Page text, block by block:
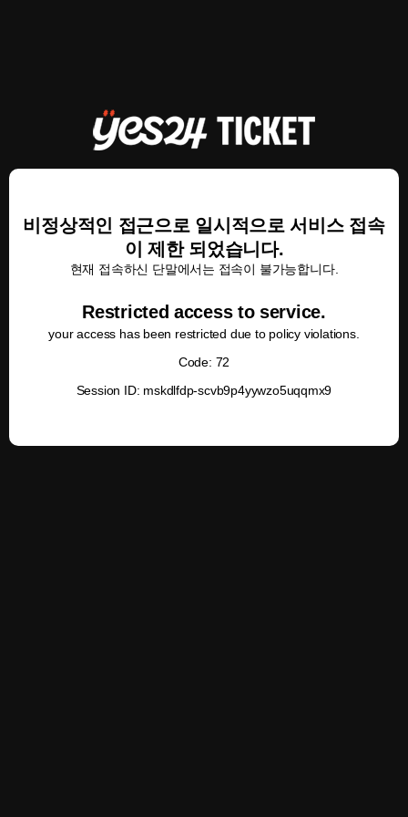
비정상적인 접근으로 일시적으로 서비스 접속
이 제한 되었습니다.
현재 접속하신 단말에서는 접속이 불가능합니다.
Restricted access to service.
your access has been restricted due to policy violations.
Code: 72
Session ID: mskdlfdp-scvb9p4yywzo5uqqmx9